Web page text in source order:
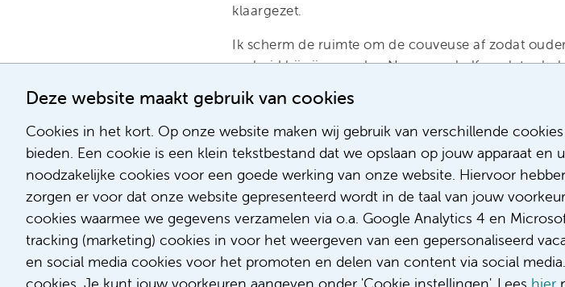
Deze website maakt gebruik van cookies
Cookies in het kort. Op onze website maken wij gebruik van verschillende
bieden. Een cookie is een klein tekstbestand dat we opslaan op jouw apparaat
noodzakelijke cookies voor een goede werking van onze website. Hiervoor
zorgen er voor dat onze website gepresenteerd wordt in de taal van jouw
cookies waarmee we gegevens verzamelen via o.a. Google Analytics 4 en
tracking (marketing) cookies in voor het weergeven van een gepersonaliseerd
en social media cookies voor het promoten en delen van content via social
klaargezet.
Ik scherm de ruimte om de couveuse af zodat
op huid bij zijn moeder. Nog geen half uur later
Teun op dit moment het krachtigste medicijn.
Nicky is een gedreven intensive care neonatologie
met haar collega’s in Amsterdam UMC voor de
Nieuwsgierig? Op het Instagram account
collega’s, een kijkje achter de deuren van hun
Heeft deze blog jou geïnspireerd en wil jij ook
dan snel hieronze vacatures!